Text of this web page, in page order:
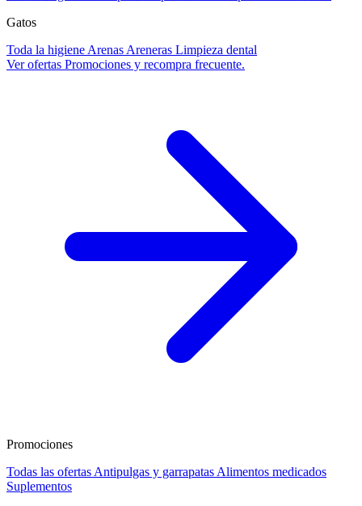
Gatos
Toda la higiene Arenas Areneras Limpieza dental
Ver ofertas Promociones y recompra frecuente.
Promociones
Todas las ofertas Antipulgas y garrapatas Alimentos medicados
Suplementos